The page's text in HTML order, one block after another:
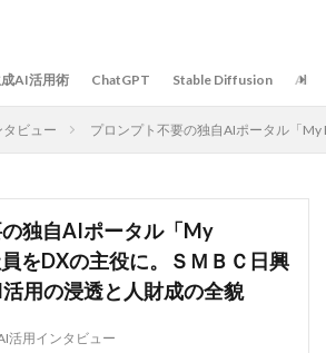
AI活用術 ChatGPT Stable Diffusion AIサ
ビュー プロンプト不要の独自AIポータル「
独自AIポータル「My
をDXの主役に。ＳＭＢＣ日興
用の浸透と人財成の全貌
活用インタビュー